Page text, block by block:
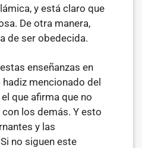
y está claro que
De otra manera,
de ser obedecida.
enseñanzas en
mencionado del
que afirma que no
los demás. Y esto
y las
no siguen este